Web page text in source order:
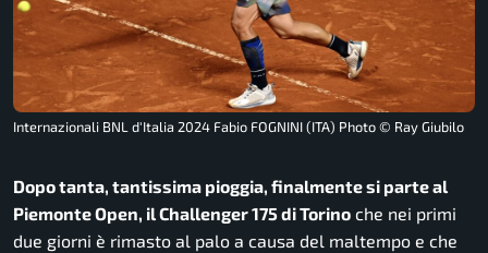
Internazionali BNL d'Italia 2024 Fabio FOGNINI (ITA) Photo © Ray Giubilo
Dopo tanta, tantissima pioggia, finalmente si parte al
Piemonte Open, il Challenger 175 di Torino che nei primi
due giorni è rimasto al palo a causa del maltempo e che